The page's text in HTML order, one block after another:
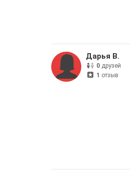
Дарья В.
0 друзей
1 отзыв